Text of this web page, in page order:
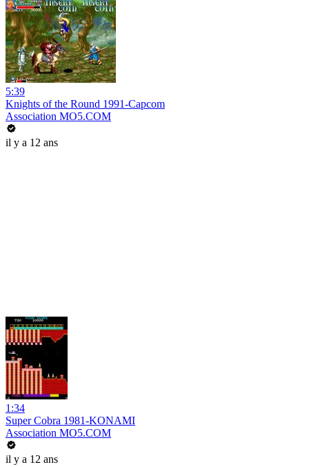
5:39
Knights of the Round 1991-Capcom
Association MO5.COM
il y a 12 ans
1:34
Super Cobra 1981-KONAMI
Association MO5.COM
il y a 12 ans